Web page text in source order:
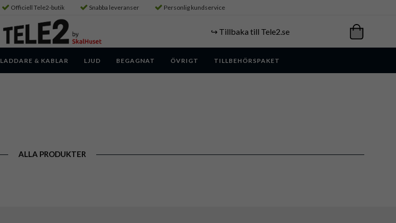
Officiell Tele2-butik Snabba leveranser Personlig kundservice
↪️ Tillbaka till Tele2.se
LADDARE & KABLAR LJUD BEGAGNAT ÖVRIGT TILLBEHÖRSPAKET
ALLA PRODUKTER